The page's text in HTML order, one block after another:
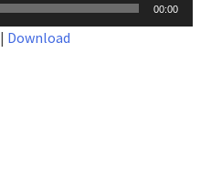
00:00
| Download